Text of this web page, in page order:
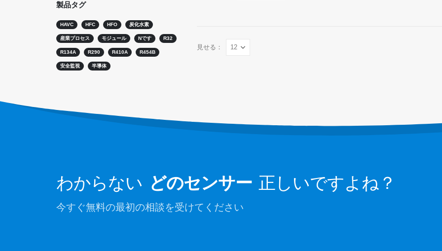
見せる：
製品タグ
HAVC HFC HFO 炭化水素
産業プロセス モジュール Nです R32
R134A R290 R410A R454B
安全監視 半導体
わからない どのセンサー 正しいですよね？
今すぐ無料の最初の相談を受けてください
住所：No.299 Jinsuo Road、国立ハイテクゾー
電話：0086-371-67169097
メール： cece@winsensor.com
whatsapp ： +8618595618735
R410センサー